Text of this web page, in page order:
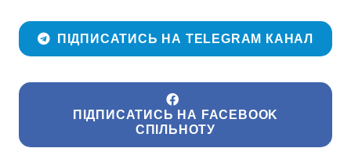
ПІДПИСАТИСЬ НА TELEGRAM КАНАЛ
ПІДПИСАТИСЬ НА FACEBOOK
СПІЛЬНОТУ